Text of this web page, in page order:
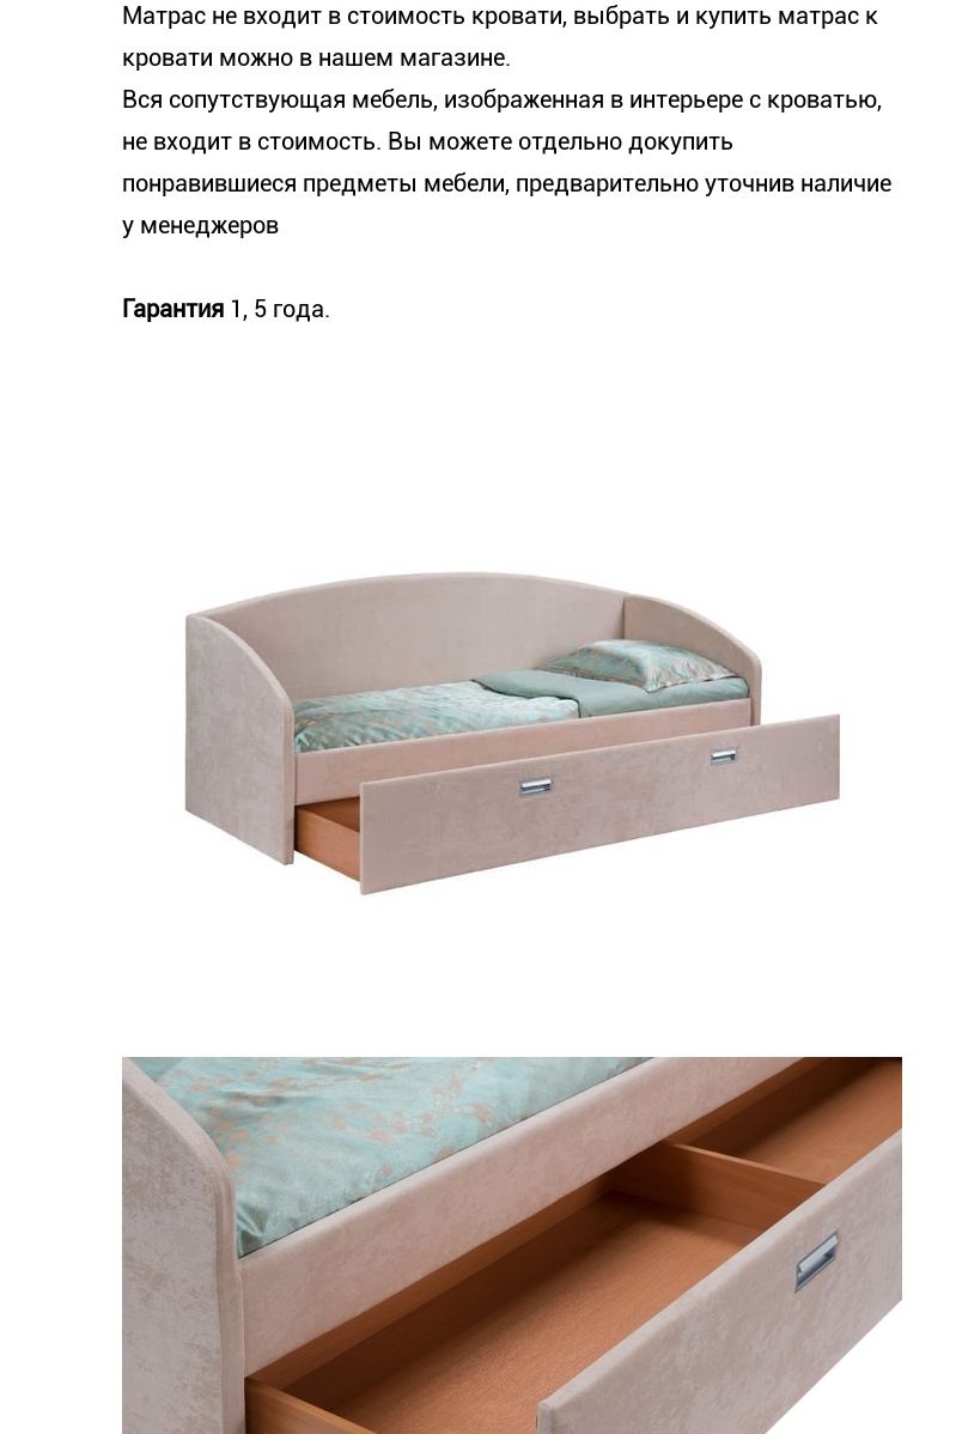
Матрас не входит в стоимость кровати, выбрать и купить матрас к
кровати можно в нашем магазине.
Вся сопутствующая мебель, изображенная в интерьере с кроватью,
не входит в стоимость. Вы можете отдельно докупить
понравившиеся предметы мебели, предварительно уточнив наличие
у менеджеров
Гарантия 1, 5 года.